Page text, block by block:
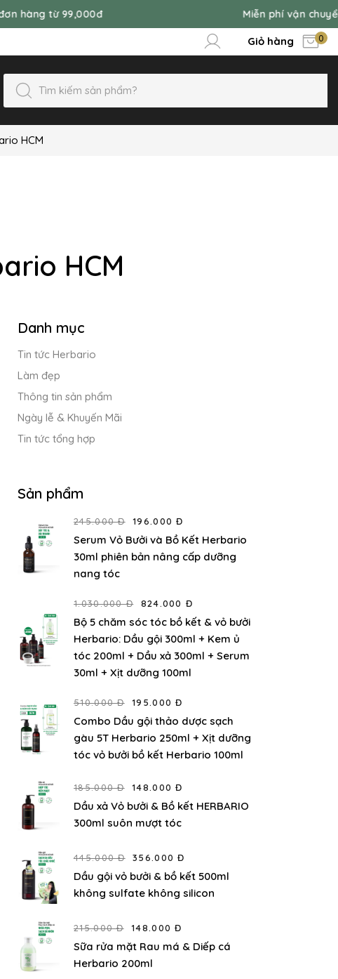
99,000đ Miễn phí vận chuyển đơn
Giỏ hàng 0
HCM
HCM
Danh mục
Tin tức Herbario
Làm đẹp
Thông tin sản phẩm
Ngày lễ & Khuyến Mãi
Tin tức tổng hợp
Sản phẩm
245.000 Đ 196.000 Đ
Serum Vỏ Bưởi và Bồ Kết Herbario
30ml phiên bản nâng cấp dưỡng
nang tóc
1.030.000 Đ 824.000 Đ
Bộ 5 chăm sóc tóc bồ kết & vỏ bưởi
Herbario: Dầu gội 300ml + Kem ủ
tóc 200ml + Dầu xả 300ml + Serum
30ml + Xịt dưỡng 100ml
510.000 Đ 195.000 Đ
Combo Dầu gội thảo dược sạch
gàu 5T Herbario 250ml + Xịt dưỡng
tóc vỏ bưởi bồ kết Herbario 100ml
185.000 Đ 148.000 Đ
Dầu xả Vỏ bưởi & Bồ kết HERBARIO
300ml suôn mượt tóc
445.000 Đ 356.000 Đ
Dầu gội vỏ bưởi & bồ kết 500ml
không sulfate không silicon
215.000 Đ 148.000 Đ
Sữa rửa mặt Rau má & Diếp cá
Herbario 200ml